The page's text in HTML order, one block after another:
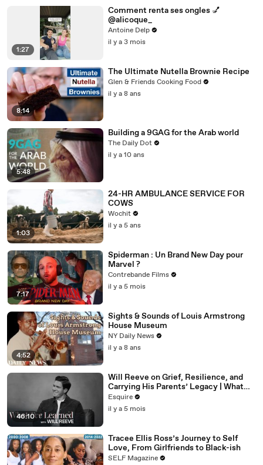
1:27
Comment renta ses ongles 💅
@alicoque_
Antoine Delp
il y a 3 mois
8:14
The Ultimate Nutella Brownie Recipe
Glen & Friends Cooking Food
il y a 8 ans
5:48
Building a 9GAG for the Arab world
The Daily Dot
il y a 10 ans
1:03
24-HR AMBULANCE SERVICE FOR
COWS
Wochit
il y a 5 ans
7:17
Spiderman : Un Brand New Day pour
Marvel ?
Contrebande Films
il y a 5 mois
4:52
Sights & Sounds of Louis Armstrong
House Museum
NY Daily News
il y a 8 ans
46:10
Will Reeve on Grief, Resilience, and
Carrying His Parents’ Legacy | What
I’ve Learned | Esquire
Esquire
il y a 5 mois
Tracee Ellis Ross’s Journey to Self
Love, From Girlfriends to Black-ish
SELF Magazine